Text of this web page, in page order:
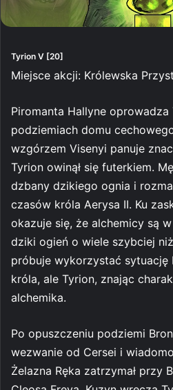
Tyrion V [20]
Miejsce akcji: Królewska
Piromanta Hallyne oprowadza
podziemiach domu
wzgórzem Visenyi panuje
Tyrion owinął się futerkiem.
dzbany dzikiego ognia i
czasów króla Aerysa II. Ku
okazuje się, że alchemicy są
dziki ogień o wiele szybciej
próbuje wykorzystać
króla, ale Tyrion, znając
alchemika.
Po opuszczeniu podziemi
wezwanie od Cersei i
Żelazna Ręka zatrzymał przy